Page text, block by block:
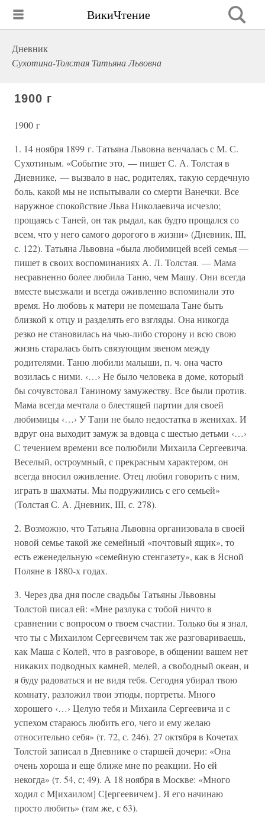
ВикиЧтение
Дневник
Сухотина-Толстая Татьяна Львовна
1900 г
1900 г
1. 14 ноября 1899 г. Татьяна Львовна венчалась с М. С.
Сухотиным. «Событие это, — пишет С. А. Толстая в
Дневнике, — вызвало в нас, родителях, такую сердечную
боль, какой мы не испытывали со смерти Ванечки. Все
наружное спокойствие Льва Николаевича исчезло;
прощаясь с Таней, он так рыдал, как будто прощался со
всем, что у него самого дорогого в жизни» (Дневник, III,
с. 122). Татьяна Львовна «была любимицей всей семья —
пишет в своих воспоминаниях А. Л. Толстая. — Мама
несравненно более любила Таню, чем Машу. Они всегда
вместе выезжали и всегда оживленно вспоминали это
время. Но любовь к матери не помешала Тане быть
близкой к отцу и разделять его взгляды. Она никогда
резко не становилась на чью-либо сторону и всю свою
жизнь старалась быть связующим звеном между
родителями. Таню любили малыши, п. ч. она часто
возилась с ними. ‹…› Не было человека в доме, который
бы сочувстовал Таниному замужеству. Все были против.
Мама всегда мечтала о блестящей партии для своей
любимицы ‹…› У Тани не было недостатка в женихах. И
вдруг она выходит замуж за вдовца с шестью детьми ‹…›
С течением времени все полюбили Михаила Сергеевича.
Веселый, остроумный, с прекрасным характером, он
всегда вносил оживление. Отец любил говорить с ним,
играть в шахматы. Мы подружились с его семьей»
(Толстая С. А. Дневник, III, с. 278).
2. Возможно, что Татьяна Львовна организовала в своей
новой семье такой же семейный «почтовый ящик», то
есть еженедельную «семейную стенгазету», как в Ясной
Поляне в 1880-х годах.
3. Через два дня после свадьбы Татьяны Львовны
Толстой писал ей: «Мне разлука с тобой ничто в
сравнении с вопросом о твоем счастии. Только бы я знал,
что ты с Михаилом Сергеевичем так же разговариваешь,
как Маша с Колей, что в разговоре, в общении вашем нет
никаких подводных камней, мелей, а свободный океан, и
я буду радоваться и не видя тебя. Сегодня убирал твою
комнату, разложил твои этюды, портреты. Много
хорошего ‹…› Целую тебя и Михаила Сергеевича и с
успехом стараюсь любить его, чего и ему желаю
относительно себя» (т. 72, с. 246). 27 октября в Кочетах
Толстой записал в Дневнике о старшей дочери: «Она
очень хороша и еще ближе мне по реакции. Но ей
некогда» (т. 54, с; 49). А 18 ноября в Москве: «Много
ходил с М[ихаилом] С[ергеевичем}. Я его начинаю
просто любить» (там же, с 63).